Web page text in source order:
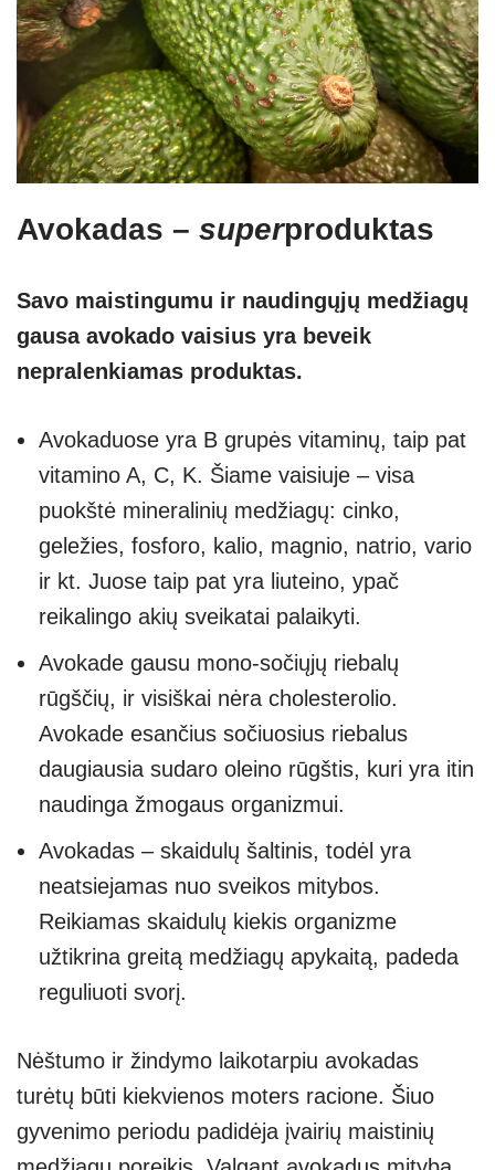
Avokadas – superproduktas
Savo maistingumu ir naudingųjų medžiagų
gausa avokado vaisius yra beveik
nepralenkiamas produktas.
Avokaduose yra B grupės vitaminų, taip pat
vitamino A, C, K. Šiame vaisiuje – visa
puokštė mineralinių medžiagų: cinko,
geležies, fosforo, kalio, magnio, natrio, vario
ir kt. Juose taip pat yra liuteino, ypač
reikalingo akių sveikatai palaikyti.
Avokade gausu mono-sočiųjų riebalų
rūgščių, ir visiškai nėra cholesterolio.
Avokade esančius sočiuosius riebalus
daugiausia sudaro oleino rūgštis, kuri yra itin
naudinga žmogaus organizmui.
Avokadas – skaidulų šaltinis, todėl yra
neatsiejamas nuo sveikos mitybos.
Reikiamas skaidulų kiekis organizme
užtikrina greitą medžiagų apykaitą, padeda
reguliuoti svorį.
Nėštumo ir žindymo laikotarpiu avokadas
turėtų būti kiekvienos moters racione. Šiuo
gyvenimo periodu padidėja įvairių maistinių